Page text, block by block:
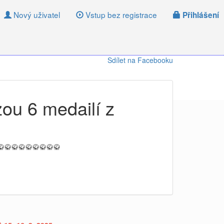
Nový uživatel Vstup bez registrace Přihlášení
Sdílet na Facebooku
6 medailí z